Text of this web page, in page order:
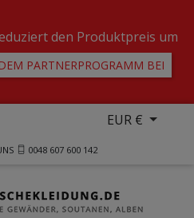
den Produktpreis um
PARTNERPROGRAMM BEI
EUR €
0048 607 600 142